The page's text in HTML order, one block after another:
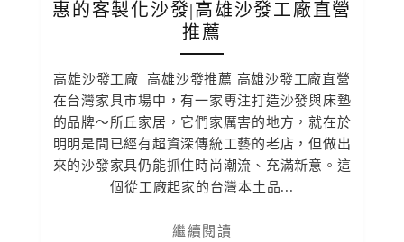
惠的客製化沙發|高雄沙發工廠直營
推薦
高雄沙發工廠 高雄沙發推薦 高雄沙發工廠直營
在台灣家具市場中，有一家專注打造沙發與床墊
的品牌〜所丘家居，它們家厲害的地方，就在於
明明是間已經有超資深傳統工藝的老店，但做出
來的沙發家具仍能抓住時尚潮流、充滿新意。這
個從工廠起家的台灣本土品...
繼續閱讀